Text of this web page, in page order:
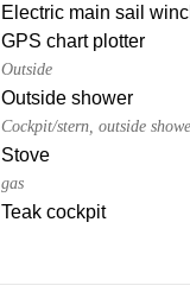
Electric main sail
GPS chart plotter
Outside
Outside shower
Cockpit/stern, outside
Stove
gas
Teak cockpit